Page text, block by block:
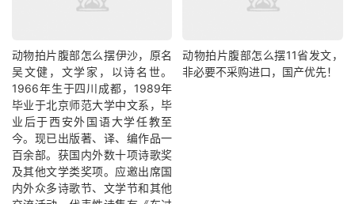
动物拍片腹部怎么摆​伊沙，原名
吴文健，文学家，以诗名世。
1966年生于四川成都，1989年
毕业于北京师范大学中文系，毕
业后于西安外国语大学任教至
今。现已出版著、译、编作品一
百余部。获国内外数十项诗歌奖
及其他文学类奖项。应邀出席国
内外众多诗歌节、文学节和其他
动物拍片腹部怎么摆11省发文，
非必要不采购进口，国产优先！